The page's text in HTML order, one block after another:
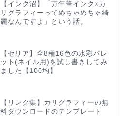
【インク沼】「万年筆インク×カ
リグラフィーってめちゃめちゃ綺
麗なんですよ」という話。
【セリア】全8種16色の水彩パレ
ット(ネイル用)を試し書きしてみ
ました【100均】
【リンク集】カリグラフィーの無
料ダウンロードのテンプレート